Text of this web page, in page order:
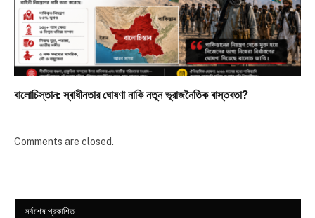
বালোচিস্তান: স্বাধীনতার ঘোষণা নাকি নতুন ভূরাজনৈতিক বাস্তবতা?
Comments are closed.
সর্বশেষ প্রকাশিত